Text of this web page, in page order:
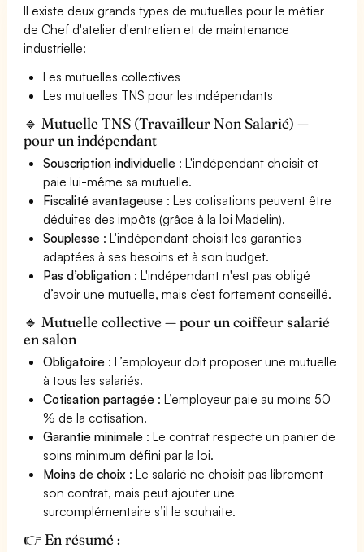
Il existe deux grands types de mutuelles pour le métier
de Chef d'atelier d'entretien et de maintenance
industrielle:
Les mutuelles collectives
Les mutuelles TNS pour les indépendants
🔹 Mutuelle TNS (Travailleur Non Salarié) —
pour un indépendant
Souscription individuelle : L'indépendant choisit et
paie lui-même sa mutuelle.
Fiscalité avantageuse : Les cotisations peuvent être
déduites des impôts (grâce à la loi Madelin).
Souplesse : L'indépendant choisit les garanties
adaptées à ses besoins et à son budget.
Pas d’obligation : L'indépendant n'est pas obligé
d’avoir une mutuelle, mais c’est fortement conseillé.
🔹 Mutuelle collective — pour un coiffeur salarié
en salon
Obligatoire : L’employeur doit proposer une mutuelle
à tous les salariés.
Cotisation partagée : L’employeur paie au moins 50
% de la cotisation.
Garantie minimale : Le contrat respecte un panier de
soins minimum défini par la loi.
Moins de choix : Le salarié ne choisit pas librement
son contrat, mais peut ajouter une
surcomplémentaire s’il le souhaite.
👉 En résumé :